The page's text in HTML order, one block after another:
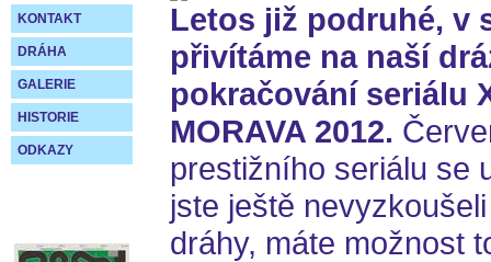
KONTAKT
DRÁHA
GALERIE
HISTORIE
ODKAZY
Letos již podruhé, v
přivítáme na naší
pokračování seriálu
MORAVA 2012.
prestižního seriálu se
jste ještě
dráhy, máte možnost